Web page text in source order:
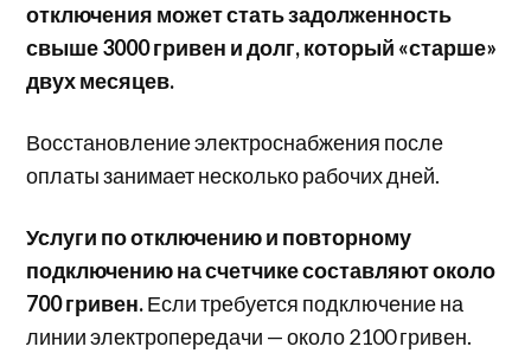
отключения может стать задолженность
свыше 3000 гривен и долг, который «старше»
двух месяцев.
Восстановление электроснабжения после
оплаты занимает несколько рабочих дней.
Услуги по отключению и повторному
подключению на счетчике составляют около
700 гривен.Если требуется подключение на
линии электропередачи — около 2100 гривен.